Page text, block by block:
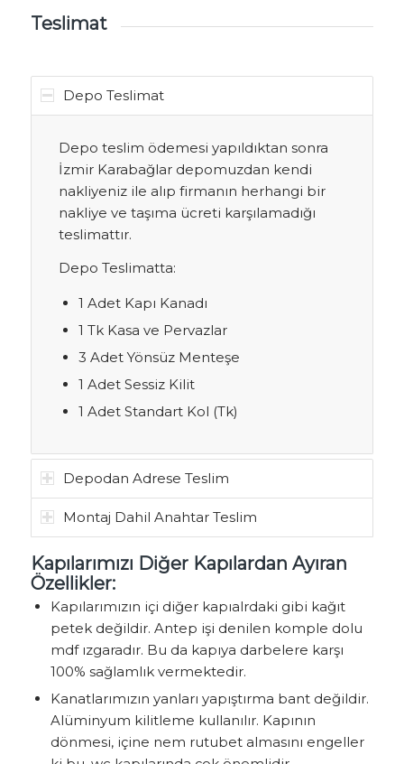
Teslimat
Depo Teslimat
Depo teslim ödemesi yapıldıktan sonra
İzmir Karabağlar depomuzdan kendi
nakliyeniz ile alıp firmanın herhangi bir
nakliye ve taşıma ücreti karşılamadığı
teslimattır.
Depo Teslimatta:
1 Adet Kapı Kanadı
1 Tk Kasa ve Pervazlar
3 Adet Yönsüz Menteşe
1 Adet Sessiz Kilit
1 Adet Standart Kol (Tk)
Depodan Adrese Teslim
Montaj Dahil Anahtar Teslim
Kapılarımızı Diğer Kapılardan Ayıran
Özellikler:
Kapılarımızın içi diğer kapıalrdaki gibi kağıt
petek değildir. Antep işi denilen komple dolu
mdf ızgaradır. Bu da kapıya darbelere karşı
100% sağlamlık vermektedir.
Kanatlarımızın yanları yapıştırma bant değildir.
Alüminyum kilitleme kullanılır. Kapının
dönmesi, içine nem rutubet almasını engeller